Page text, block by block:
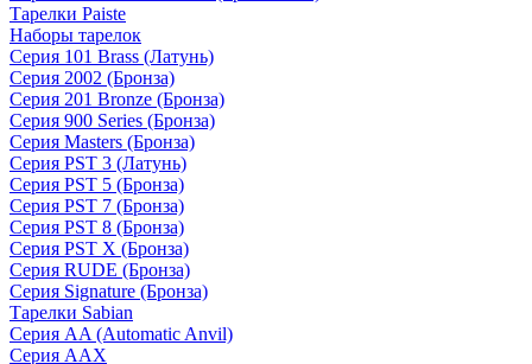
Тарелки Paiste
Наборы тарелок
Серия 101 Brass (Латунь)
Серия 2002 (Бронза)
Серия 201 Bronze (Бронза)
Серия 900 Series (Бронза)
Серия Masters (Бронза)
Серия PST 3 (Латунь)
Серия PST 5 (Бронза)
Серия PST 7 (Бронза)
Серия PST 8 (Бронза)
Серия PST X (Бронза)
Серия RUDE (Бронза)
Серия Signature (Бронза)
Тарелки Sabian
Серия AA (Automatic Anvil)
Серия AAX